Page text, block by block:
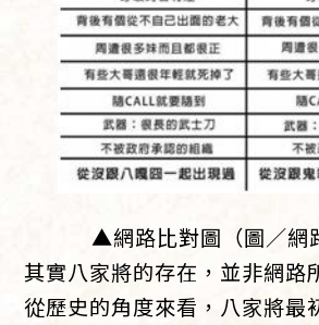
▲網路比對圖（圖／網
其實八家將的存在，並非網路
從歷史的角度來看，八家將最